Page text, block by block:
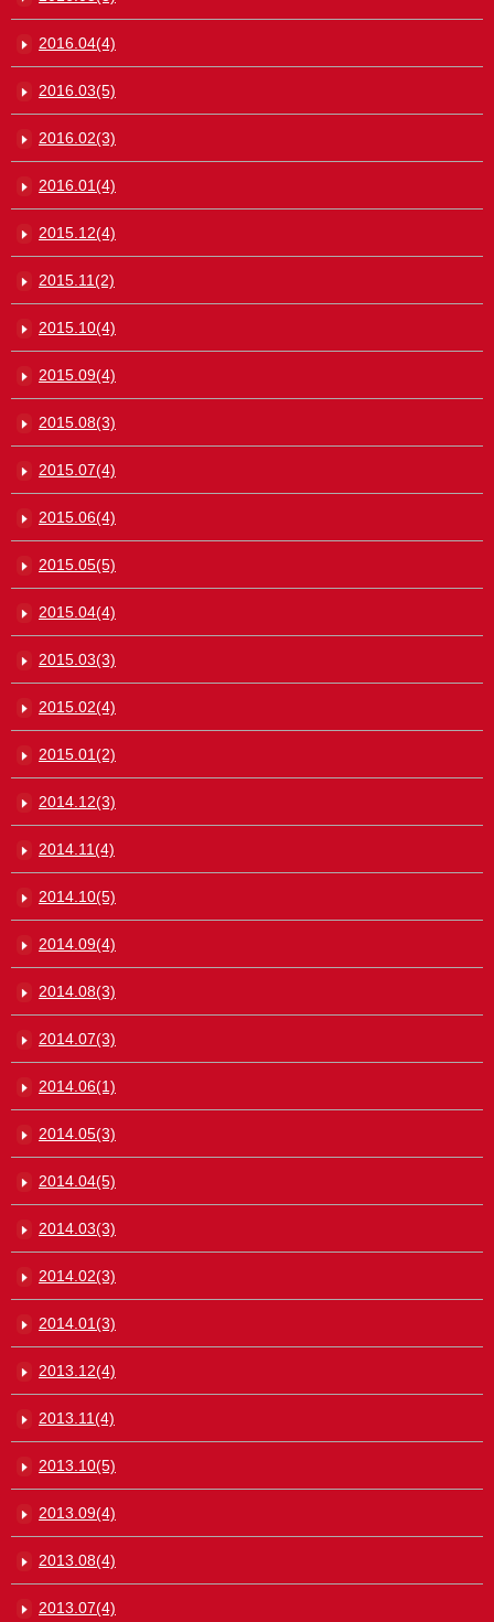
2016.04(4)
2016.03(5)
2016.02(3)
2016.01(4)
2015.12(4)
2015.11(2)
2015.10(4)
2015.09(4)
2015.08(3)
2015.07(4)
2015.06(4)
2015.05(5)
2015.04(4)
2015.03(3)
2015.02(4)
2015.01(2)
2014.12(3)
2014.11(4)
2014.10(5)
2014.09(4)
2014.08(3)
2014.07(3)
2014.06(1)
2014.05(3)
2014.04(5)
2014.03(3)
2014.02(3)
2014.01(3)
2013.12(4)
2013.11(4)
2013.10(5)
2013.09(4)
2013.08(4)
2013.07(4)